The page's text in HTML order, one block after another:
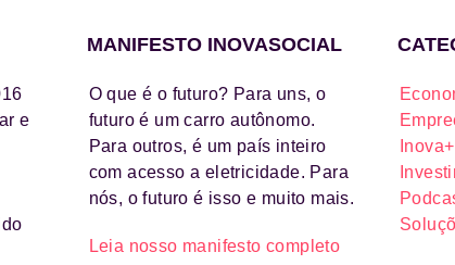
e
MANIFESTO INOVASOCIAL
O que é o futuro? Para uns, o
futuro é um carro autônomo.
Para outros, é um país inteiro
com acesso a eletricidade. Para
nós, o futuro é isso e muito mais.
Leia nosso manifesto completo
Inova+